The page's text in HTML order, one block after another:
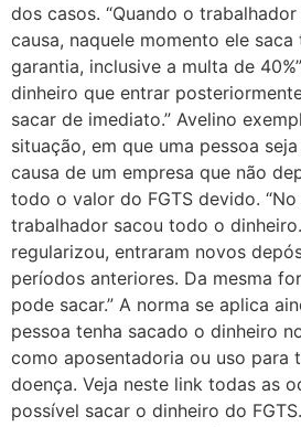
dos casos. “Quando o
causa, naquele momento ele
garantia, inclusive a multa de
dinheiro que entrar
sacar de imediato.” Avelino
situação, em que uma pessoa
causa de um empresa que não
todo o valor do FGTS devido.
trabalhador sacou todo o
regularizou, entraram novos
períodos anteriores. Da mesma
pode sacar.” A norma se aplica
pessoa tenha sacado o dinheiro
como aposentadoria ou uso para
doença. Veja neste link todas as
possível sacar o dinheiro do